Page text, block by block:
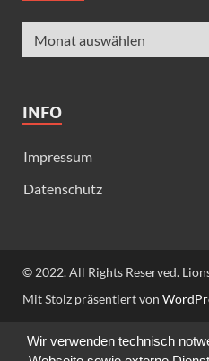
INFO
Impressum
Datenschutz
© 2022. All Rights Reserved.
Mit Stolz präsentiert von
Wir verwenden technisch